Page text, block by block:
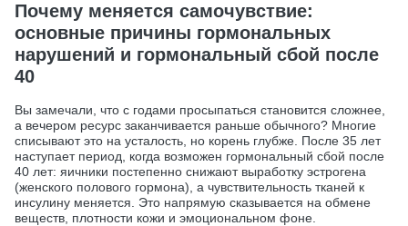
Почему меняется самочувствие:
основные причины гормональных
нарушений и гормональный сбой после
40
Вы замечали, что с годами просыпаться становится сложнее,
а вечером ресурс заканчивается раньше обычного? Многие
списывают это на усталость, но корень глубже. После 35 лет
наступает период, когда возможен гормональный сбой после
40 лет: яичники постепенно снижают выработку эстрогена
(женского полового гормона), а чувствительность тканей к
инсулину меняется. Это напрямую сказывается на обмене
веществ, плотности кожи и эмоциональном фоне.